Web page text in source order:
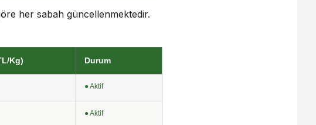
her sabah güncellenmektedir.
Kg) Durum
● Aktif
● Aktif